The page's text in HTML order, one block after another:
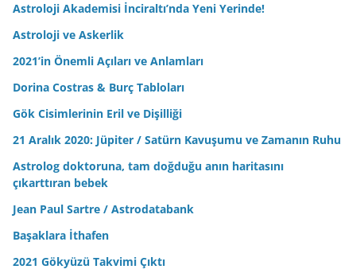
Astroloji Akademisi İnciraltı’nda Yeni Yerinde!
Astroloji ve Askerlik
2021’in Önemli Açıları ve Anlamları
Dorina Costras & Burç Tabloları
Gök Cisimlerinin Eril ve Dişilliği
21 Aralık 2020: Jüpiter / Satürn Kavuşumu ve Zamanın Ruhu
Astrolog doktoruna, tam doğduğu anın haritasını
çıkarttıran bebek
Jean Paul Sartre / Astrodatabank
Başaklara İthafen
2021 Gökyüzü Takvimi Çıktı